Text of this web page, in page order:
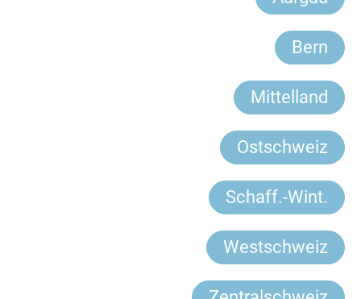
Bern
Mittelland
Ostschweiz
Schaff.-Wint.
Westschweiz